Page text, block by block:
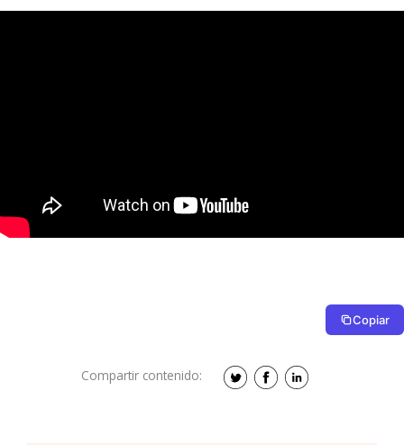
Copiar
Compartir contenido: